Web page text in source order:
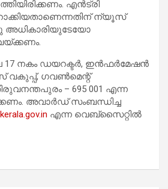
എന്‍ട്രി
ന്യൂസ്
അധികാരിയുടേയോ
നകം ഡയറക്ടര്‍, ഇന്‍ഫര്‍മേഷന്‍
വകുപ്പ്, ഗവണ്‍മെന്റ്
– 695 001 എന്ന
അവാര്‍ഡ് സംബന്ധിച്ച
എന്ന വെബ്‌സൈറ്റില്‍